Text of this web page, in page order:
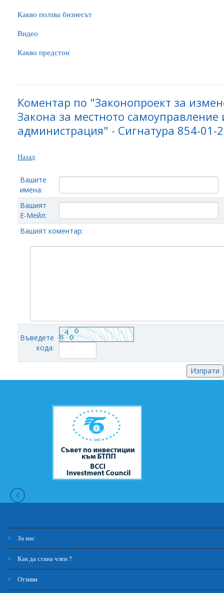
Какво ползва бизнесът
Видео
Какво предстои
Коментар по "Законопроект за
Закона за местното самоуправление
администрация" - Сигнатура 854-01-
Назад
Вашите
имена:
Вашият
Е-Мейл:
Вашият коментар:
Въведете
кода:
За нас
Как да стана член ?
Отзиви